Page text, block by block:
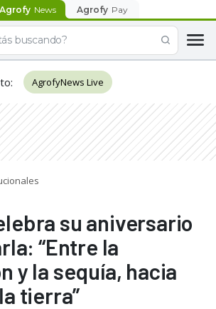
Agrofy News Agrofy Pay
: AgrofyNews Live
su aniversario
“Entre la
y la sequía, hacia
tierra”